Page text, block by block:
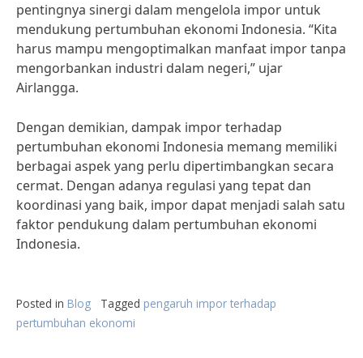
pentingnya sinergi dalam mengelola impor untuk
mendukung pertumbuhan ekonomi Indonesia. “Kita
harus mampu mengoptimalkan manfaat impor tanpa
mengorbankan industri dalam negeri,” ujar
Airlangga.
Dengan demikian, dampak impor terhadap
pertumbuhan ekonomi Indonesia memang memiliki
berbagai aspek yang perlu dipertimbangkan secara
cermat. Dengan adanya regulasi yang tepat dan
koordinasi yang baik, impor dapat menjadi salah satu
faktor pendukung dalam pertumbuhan ekonomi
Indonesia.
Posted in Blog Tagged pengaruh impor terhadap
pertumbuhan ekonomi